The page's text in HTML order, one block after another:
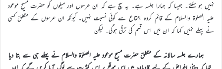
نہیں ہو سکتے۔ جیسا کہ ہمارا جلسہ ہے۔ یہ سچ ہے کہ ان عرسوں اور میلوں کو حضرت مسیح موعود
علیہ الصلوٰۃ والسلام کے قائم کردہ اجتماع سے کوئی نسبت نہیں۔ کیونکہ ان عرسوں کے متعلق کسی
نے پہلے نہیں کہا کہ ان میں اس قسم کی ترقی ہوگی۔ لیکن
ہمارے جلسہ سالانہ کے متعلق حضرت مسیح موعود علیہ الصلوٰۃ والسلام نے پہلے ہی سے بتا دیا